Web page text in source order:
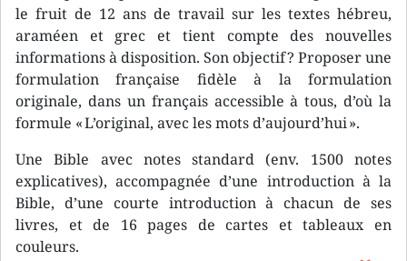
le fruit de 12 ans de travail sur les textes hébreu,
araméen et grec et tient compte des nouvelles
informations à disposition. Son objectif ? Proposer une
formulation française fidèle à la formulation
originale, dans un français accessible à tous, d’où la
formule « L’original, avec les mots d’aujourd’hui ».
Une Bible avec notes standard (env. 1500 notes
explicatives), accompagnée d’une introduction à la
Bible, d’une courte introduction à chacun de ses
livres, et de 16 pages de cartes et tableaux en
couleurs.